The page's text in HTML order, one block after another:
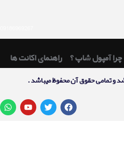
چرا آمپول شاپ ؟ راهنمای اکانت ها
و تمامی حقوق آن محفوظ ميباشد .